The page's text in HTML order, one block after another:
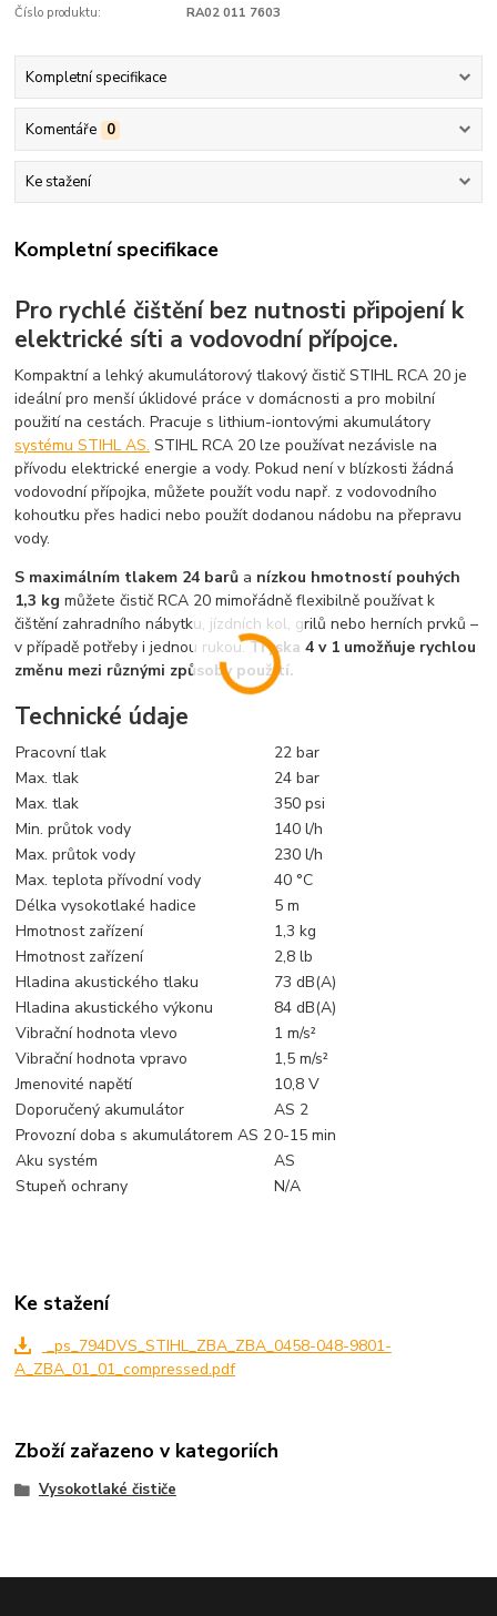
Číslo produktu: RA02 011 7603
Kompletní specifikace
Komentáře 0
Ke stažení
Kompletní specifikace
Pro rychlé čištění bez nutnosti připojení k
elektrické síti a vodovodní přípojce.
Kompaktní a lehký akumulátorový tlakový čistič STIHL RCA 20 je
ideální pro menší úklidové práce v domácnosti a pro mobilní
použití na cestách. Pracuje s lithium-iontovými akumulátory
systému STIHL AS. STIHL RCA 20 lze používat nezávisle na
přívodu elektrické energie a vody. Pokud není v blízkosti žádná
vodovodní přípojka, můžete použít vodu např. z vodovodního
kohoutku přes hadici nebo použít dodanou nádobu na přepravu
vody.
S maximálním tlakem 24 barů a nízkou hmotností pouhých
1,3 kgmůžete čistič RCA 20 mimořádně flexibilně používat k
čištění zahradního nábytku, jízdních kol, grilů nebo herních prvků –
v případě potřeby i jednou rukou.Tryska 4 v 1 umožňuje rychlou
změnu mezi různými způsoby použití.
Technické údaje
Pracovní tlak
22 bar
Max. tlak
24 bar
Max. tlak
350 psi
Min. průtok vody
140 l/h
Max. průtok vody
230 l/h
Max. teplota přívodní vody
40 °C
Délka vysokotlaké hadice
5 m
Hmotnost zařízení
1,3 kg
Hmotnost zařízení
2,8 lb
Hladina akustického tlaku
73 dB(A)
Hladina akustického výkonu
84 dB(A)
Vibrační hodnota vlevo
1 m/s²
Vibrační hodnota vpravo
1,5 m/s²
Jmenovité napětí
10,8 V
Doporučený akumulátor
AS 2
Provozní doba s akumulátorem AS 20-15 min
Aku systém
AS
Stupeň ochrany
N/A
Ke stažení
_ps_794DVS_STIHL_ZBA_ZBA_0458-048-9801-
A_ZBA_01_01_compressed.pdf
Zboží zařazeno v kategoriích
Vysokotlaké čističe